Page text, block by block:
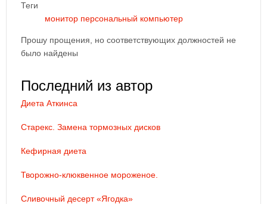
Теги
монитор персональный компьютер
Прошу прощения, но соответствующих должностей не
было найдены
Последний из автор
Диета Аткинса
Старекс. Замена тормозных дисков
Кефирная диета
Творожно-клюквенное мороженое.
Сливочный десерт «Ягодка»